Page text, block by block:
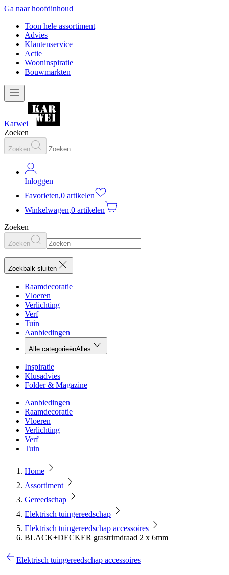
Ga naar hoofdinhoud
Toon hele assortiment
Advies
Klantenservice
Actie
Wooninspiratie
Bouwmarkten
Karwei
Zoeken
Zoeken
Inloggen
Favorieten,0 artikelen
Winkelwagen,0 artikelen
Zoeken
Zoeken
Zoekbalk sluiten
Raamdecoratie
Vloeren
Verlichting
Verf
Tuin
Aanbiedingen
Alle categorieënAlles
Inspiratie
Klusadvies
Folder & Magazine
Aanbiedingen
Raamdecoratie
Vloeren
Verlichting
Verf
Tuin
Home
Assortiment
Gereedschap
Elektrisch tuingereedschap
Elektrisch tuingereedschap accessoires
BLACK+DECKER grastrimdraad 2 x 6mm
Elektrisch tuingereedschap accessoires